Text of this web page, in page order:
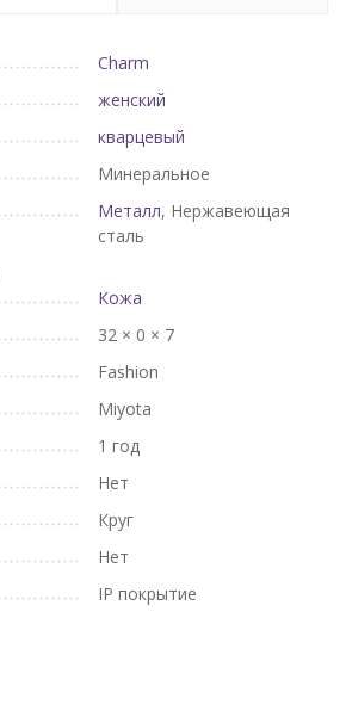
Charm
женский
кварцевый
Минеральное
Металл, Нержавеющая
сталь
Кожа
32 × 0 × 7
Fashion
Miyota
1 год
Нет
Круг
Нет
IP покрытие